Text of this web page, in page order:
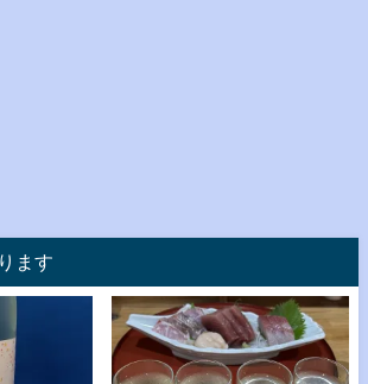
ます